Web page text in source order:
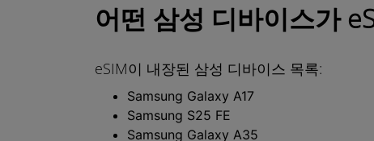
어떤 삼성 디바이스가
eSIM이 내장된 삼성 디바이스 목록:
Samsung Galaxy A17
Samsung S25 FE
Samsung Galaxy A35